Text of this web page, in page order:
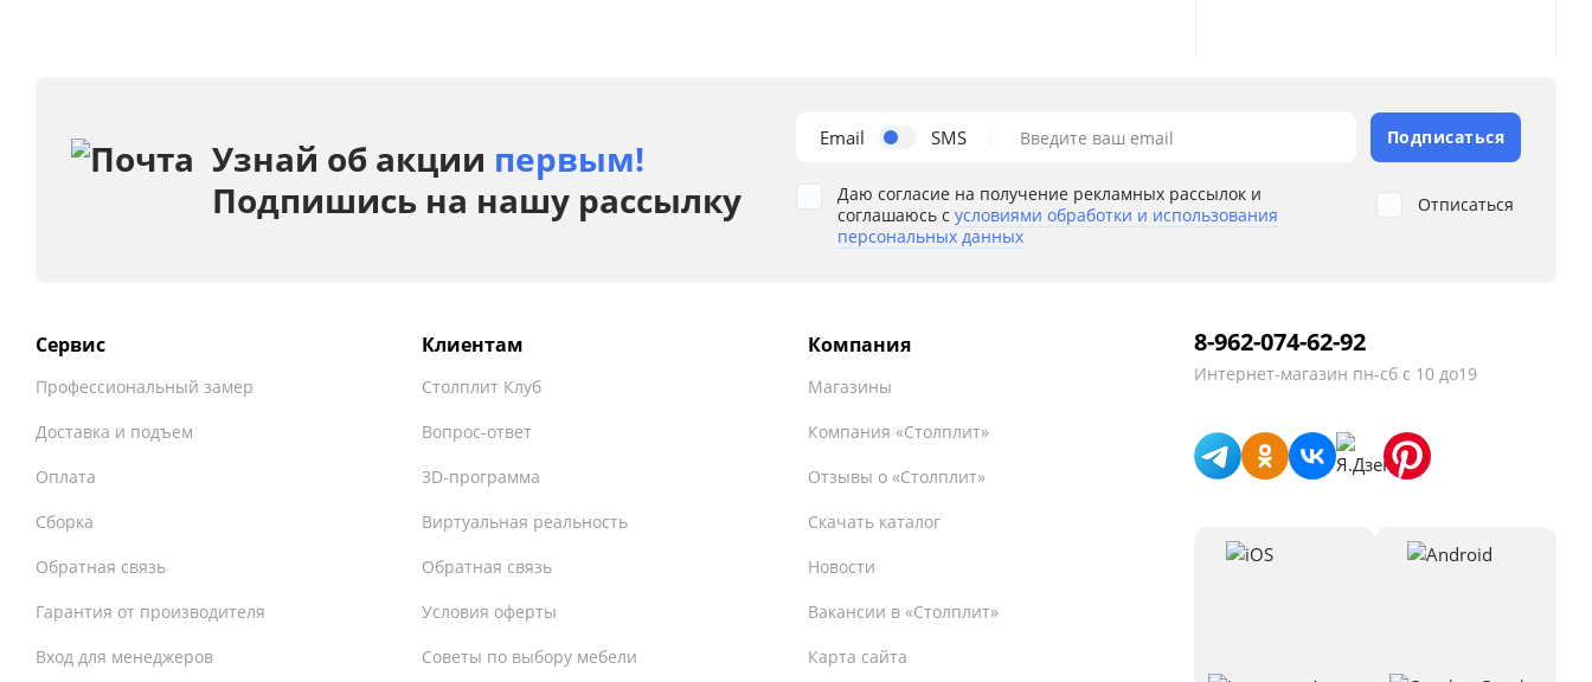
Узнай об акции первым!
Подпишись на нашу рассылку
Email SMS Введите ваш email Подписаться
Даю согласие на получение рекламных рассылок и
соглашаюсь с условиями обработки и использования
персональных данных
Отписаться
Сервис
Профессиональный замер
Доставка и подъем
Оплата
Сборка
Обратная связь
Гарантия от производителя
Вход для менеджеров
Клиентам
Столплит Клуб
Вопрос-ответ
3D-программа
Виртуальная реальность
Обратная связь
Условия оферты
Советы по выбору мебели
Компания
Магазины
Компания «Столплит»
Отзывы о «Столплит»
Скачать каталог
Новости
Вакансии в «Столплит»
Карта сайта
8-962-074-62-92
Интернет-магазин пн-сб с 10 до19